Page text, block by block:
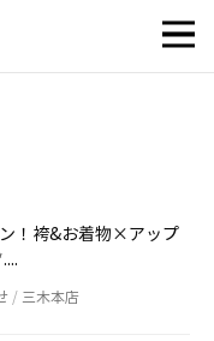
ン！袴&お着物×アップ
/ 三木本店